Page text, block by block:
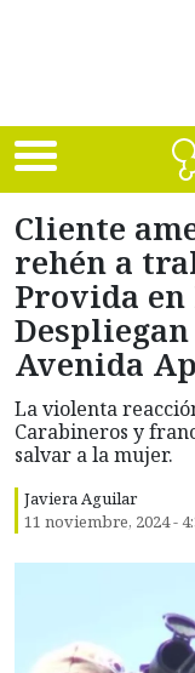
Cliente
rehén a
Provida en
Avenida
La violenta
Carabineros y
salvar a la mujer.
Javiera Aguilar
11 noviembre, 2024 -